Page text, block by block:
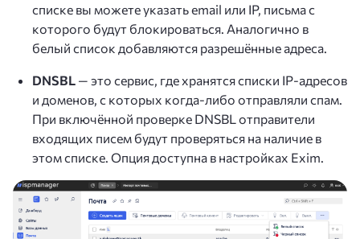
списке вы можете указать email или IP, письма с
которого будут блокироваться. Аналогично в
белый список добавляются разрешённые адреса.
DNSBL — это сервис, где хранятся списки IP-адресов
и доменов, с которых когда-либо отправляли спам.
При включённой проверке DNSBL отправители
входящих писем будут проверяться на наличие в
этом списке. Опция доступна в настройках Exim.